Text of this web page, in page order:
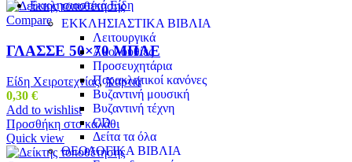
Εκκλησιαστικά Είδη
ΕΚΚΛΗΣΙΑΣΤΙΚΑ ΒΙΒΛΙΑ
Λειτουργικά
Ακολουθίες
Προσευχητάρια
Παρακλητικοί κανόνες
Βυζαντινή μουσική
Βυζαντινή τέχνη
CD
Δείτα τα όλα
ΘΕΟΛΟΓΙΚΑ ΒΙΒΛΙΑ
Compare
ΓΛΑΣΣΕ 50×70 ΜΠΛΕ
Είδη Χειροτεχνίας, Χαρτιά
0,30 €
Add to wishlist
Προσθήκη στο καλάθι
Quick view